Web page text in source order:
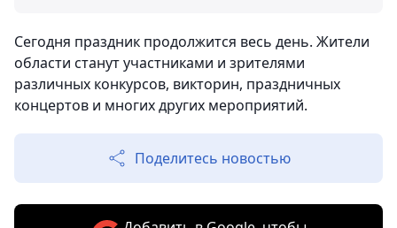
Сегодня праздник продолжится весь день. Жители
области станут участниками и зрителями
различных конкурсов, викторин, праздничных
концертов и многих других мероприятий.
Поделитесь новостью